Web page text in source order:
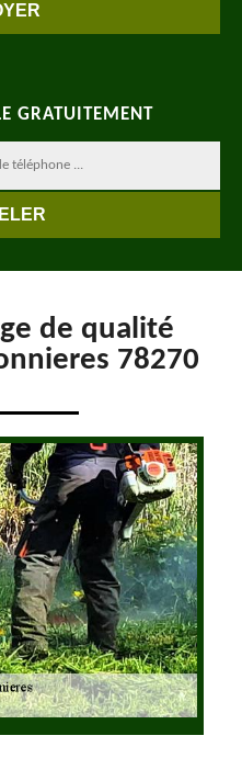
GRATUITEMENT
de qualité
78270